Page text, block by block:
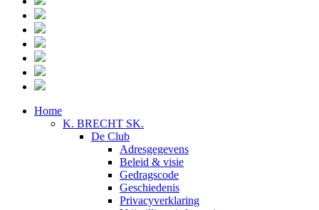
Home
K. BRECHT SK.
De Club
Adresgegevens
Beleid & visie
Gedragscode
Geschiedenis
Privacyverklaring